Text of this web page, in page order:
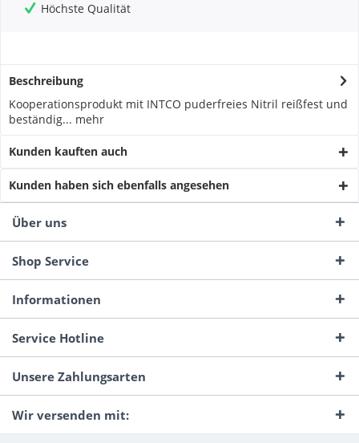
Höchste Qualität
Beschreibung
Kooperationsprodukt mit INTCO puderfreies Nitril reißfest und
beständig... mehr
Kunden kauften auch
Kunden haben sich ebenfalls angesehen
Über uns
Shop Service
Informationen
Service Hotline
Unsere Zahlungsarten
Wir versenden mit: